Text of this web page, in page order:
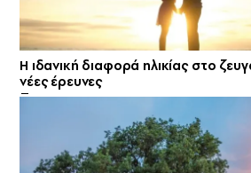
Η ιδανική διαφορά ηλικίας στο
νέες έρευνες